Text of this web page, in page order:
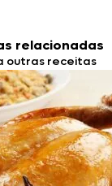
relacionadas
outras receitas